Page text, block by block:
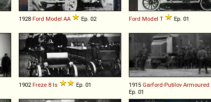
1928 Ford Model AA Ep. 02 Ford Model T Ep. 01
1902 Freze 8 ls Ep. 01 1915 Garford-Putilov Armoured
Ep. 01